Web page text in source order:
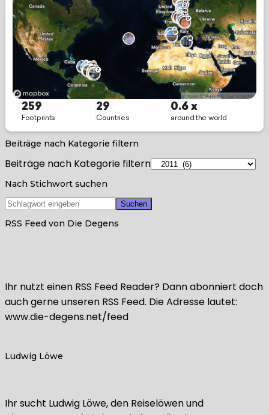
Beiträge nach Kategorie filtern
Beiträge nach Kategorie filtern
Nach Stichwort suchen
RSS Feed von Die Degens
Ihr nutzt einen RSS Feed Reader? Dann abonniert doch
auch gerne unseren RSS Feed. Die Adresse lautet:
www.die-degens.net/feed
Ludwig Löwe
Ihr sucht Ludwig Löwe, den Reiselöwen und